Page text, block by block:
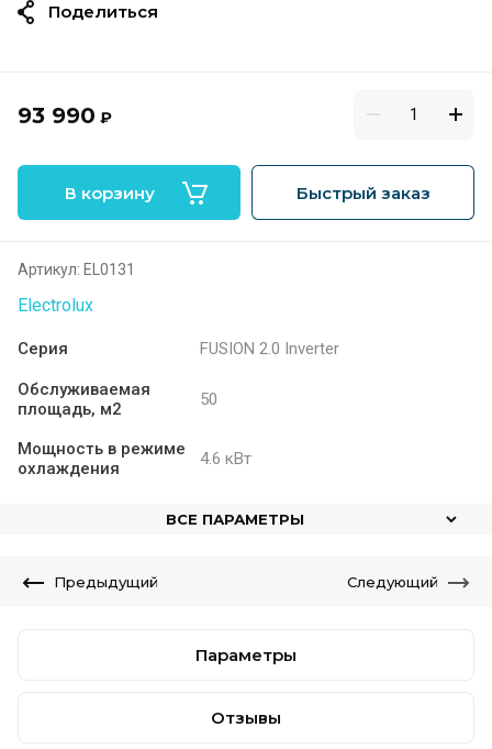
93 990 ₽
В корзину Быстрый заказ
Артикул: EL0131
Electrolux
Серия FUSION 2.0 Inverter
Обслуживаемая
площадь, м2
50
Мощность в режиме
охлаждения
4.6 кВт
ВСЕ ПАРАМЕТРЫ
Поделиться
Предыдущий Следующий
Параметры
Отзывы